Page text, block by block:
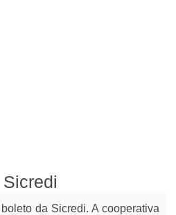
da Sicredi. A cooperativa